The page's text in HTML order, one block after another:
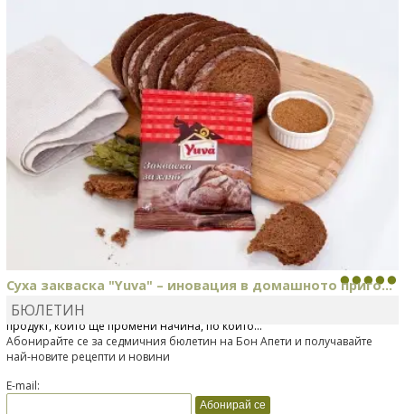
Суха закваска "Yuva" – иновация в домашното приго...
Отскоро Лесафр България стартира предлагането на изцяло нов
продукт, който ще промени начина, по който...
БЮЛЕТИН
Абонирайте се за седмичния бюлетин на Бон Апети и получавайте
най-новите рецепти и новини
E-mail: